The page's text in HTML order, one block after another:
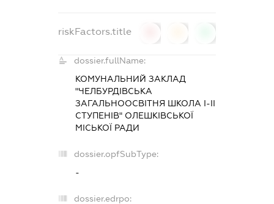
riskFactors.title
dossier.fullName:
КОМУНАЛЬНИЙ ЗАКЛАД
"ЧЕЛБУРДІВСЬКА
ЗАГАЛЬНООСВІТНЯ ШКОЛА І-ІІ
СТУПЕНІВ" ОЛЕШКІВСЬКОЇ
МІСЬКОЇ РАДИ
dossier.opfSubType:
-
dossier.edrpo: